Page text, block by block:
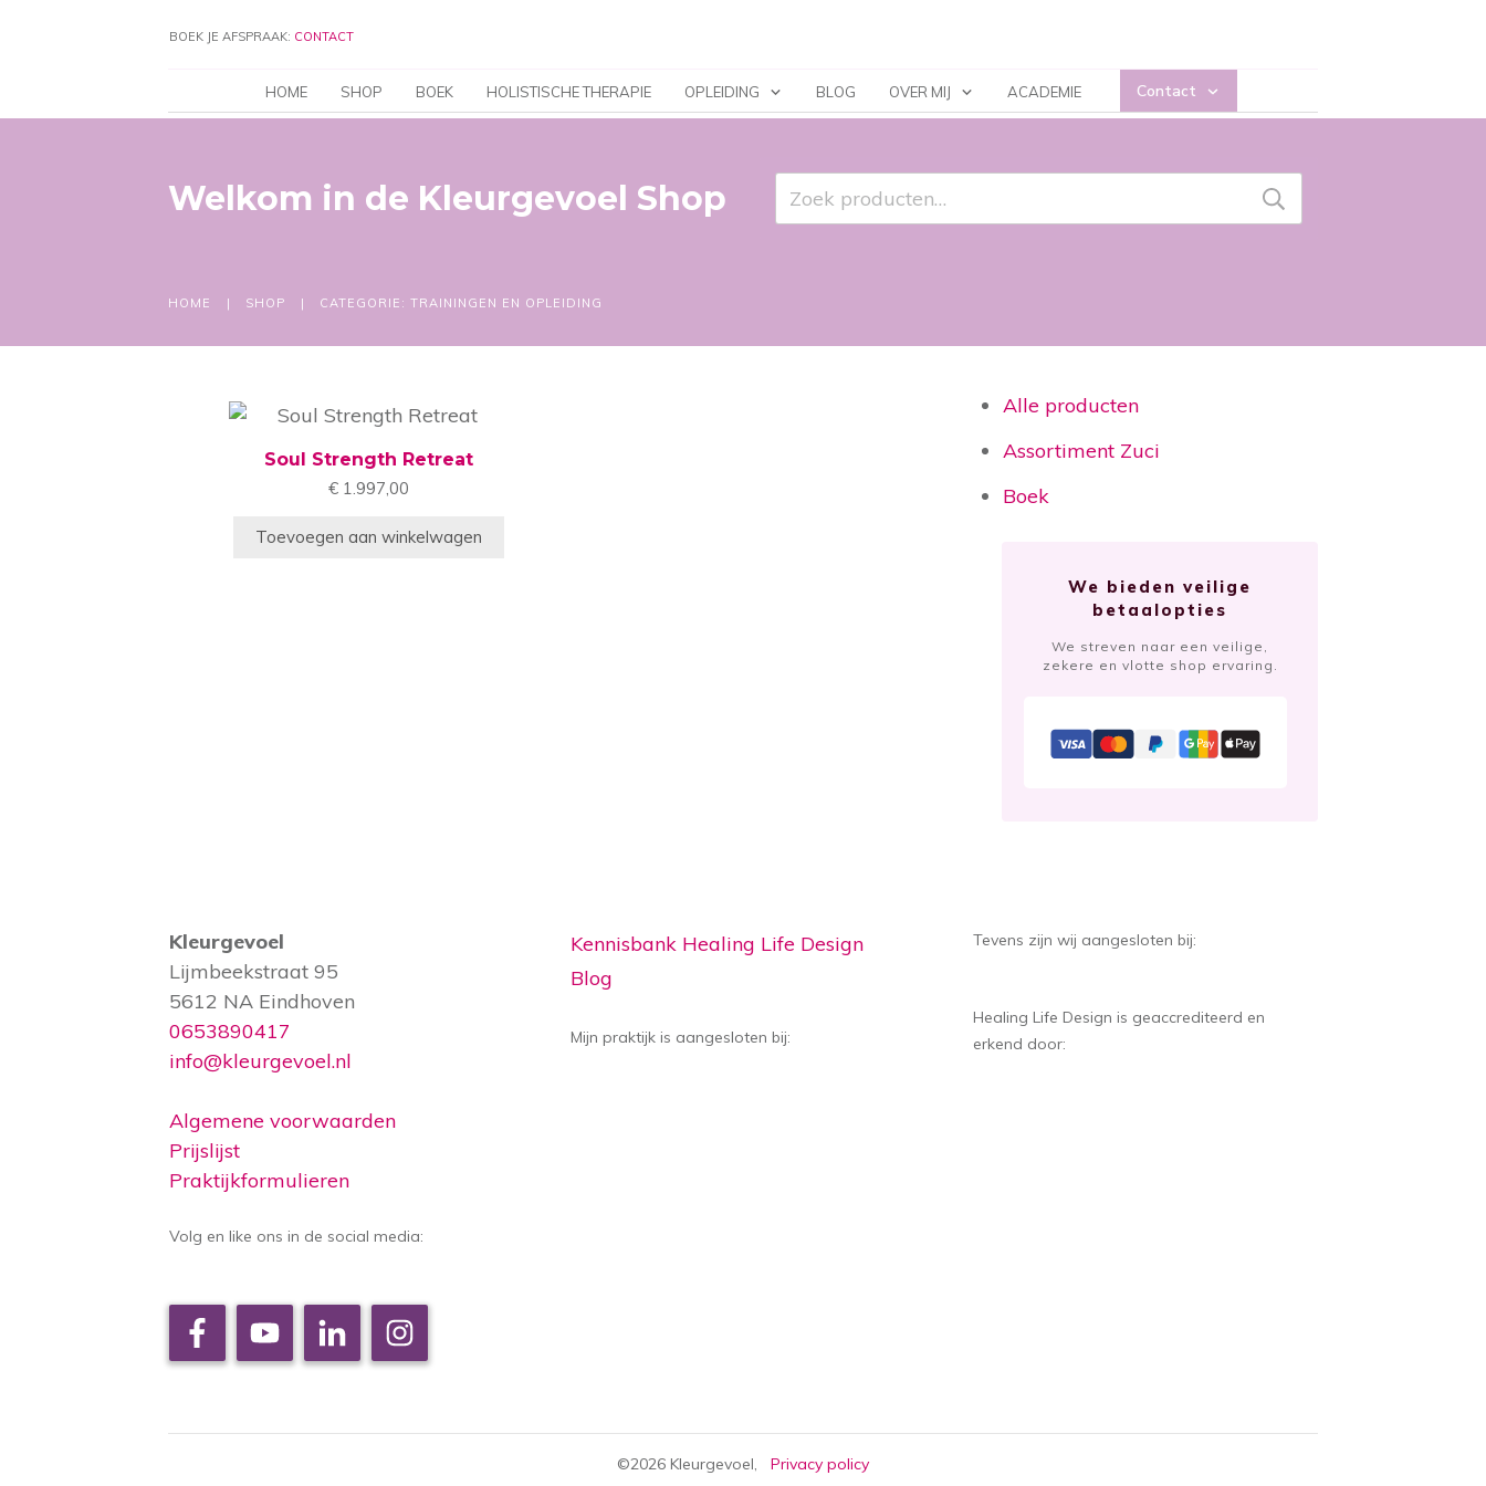
BOEK JE AFSPRAAK: CONTACT
HOME SHOP BOEK HOLISTISCHE THERAPIE OPLEIDING BLOG OVER MIJ ACADEMIE Contact
Welkom in de Kleurgevoel Shop
Zoeken
naar:
HOME | SHOP | CATEGORIE: TRAININGEN EN OPLEIDING
Soul Strength Retreat
€1.997,00
Toevoegen aan winkelwagen
Alle producten
Assortiment Zuci
Boek
We bieden veilige
betaalopties
We streven naar een veilige,
zekere en vlotte shop ervaring.
Kleurgevoel
Lijmbeekstraat 95
5612 NA Eindhoven
0653890417
info@kleurgevoel.nl
Algemene voorwaarden
Prijslijst
Praktijkformulieren
Volg en like ons in de social media:
Kennisbank Healing Life Design
Blog
Mijn praktijk is aangesloten bij:
Tevens zijn wij aangesloten bij:
Healing Life Design is geaccrediteerd en
erkend door:
©2026 Kleurgevoel, Privacy policy